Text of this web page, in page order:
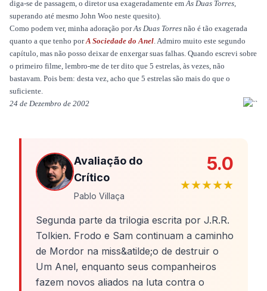
diga-se de passagem, o diretor usa exageradamente emAs Duas Torres,
superando até mesmo John Woo neste quesito).
Como podem ver, minha adoração porAs Duas Torres não é tão exagerada
quanto a que tenho porA Sociedade do Anel. Admiro muito este segundo
capítulo, mas não posso deixar de enxergar suas falhas. Quando escrevi sobre
o primeiro filme, lembro-me de ter dito que 5 estrelas, às vezes, não
bastavam. Pois bem: desta vez, acho que 5 estrelas são mais do que o
suficiente.
24 de Dezembro de 2002
Avaliação do
Crítico
Pablo Villaça
5.0
★★★★★
Segunda parte da trilogia escrita por J.R.R.
Tolkien. Frodo e Sam continuam a caminho
de Mordor na miss&atilde;o de destruir o
Um Anel, enquanto seus companheiros
fazem novos aliados na luta contra o